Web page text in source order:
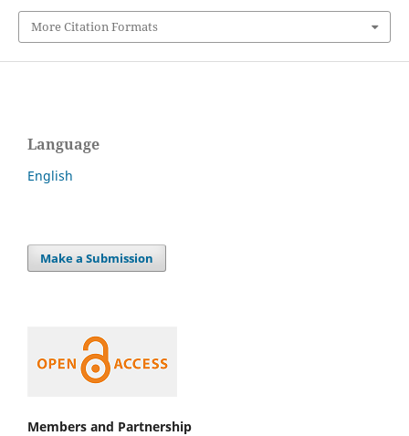
More Citation Formats
Language
English
Make a Submission
Members and Partnership